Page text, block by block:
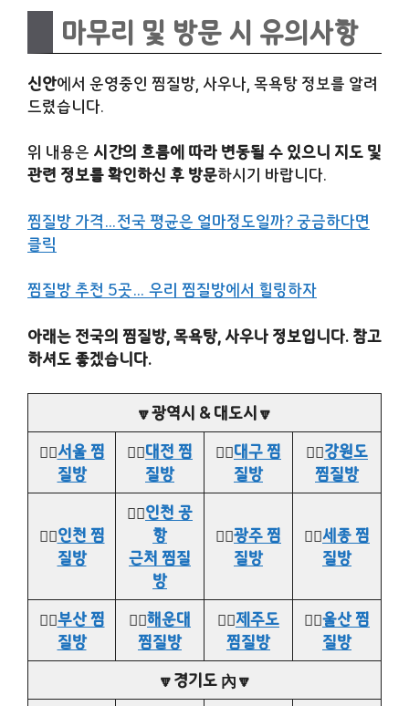
마무리 및 방문 시 유의사항
신안에서 운영중인 찜질방, 사우나, 목욕탕 정보를 알려
드렸습니다.
위 내용은 시간의 흐름에 따라 변동될 수 있으니 지도 및
관련 정보를 확인하신 후 방문하시기 바랍니다.
찜질방 가격…전국 평균은 얼마정도일까? 궁금하다면
클릭
찜질방 추천 5곳… 우리 찜질방에서 힐링하자
아래는 전국의 찜질방, 목욕탕, 사우나 정보입니다. 참고
하셔도 좋겠습니다.
🔽광역시 & 대도시🔽
👉🏻서울 찜
질방
👉🏻대전 찜
질방
👉🏻대구 찜
질방
👉🏻강원도
찜질방
👉🏻인천 찜
질방
👉🏻인천 공
항
근처 찜질
방
👉🏻광주 찜
질방
👉🏻세종 찜
질방
👉🏻부산 찜
질방
👉🏻해운대
찜질방
👉🏻제주도
찜질방
👉🏻울산 찜
질방
🔽경기도 內🔽